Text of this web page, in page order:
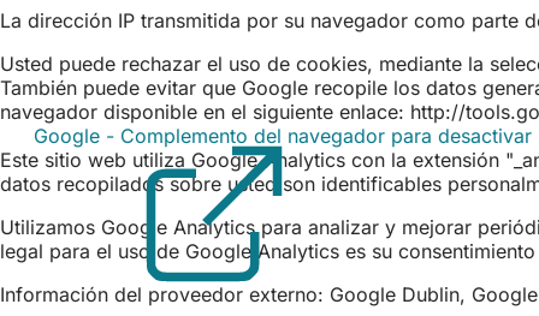
La dirección IP transmitida por su navegador como parte
Usted puede rechazar el uso de cookies, mediante la
También puede evitar que Google recopile los datos
navegador disponible en el siguiente enlace: http://
Google - Complemento del navegador para desactivar
Este sitio web utiliza Google Analytics con la extensión
datos recopilados sobre usted son identificables
Utilizamos Google Analytics para analizar y mejorar
legal para el uso de Google Analytics es su
Información del proveedor externo: Google Dublin,